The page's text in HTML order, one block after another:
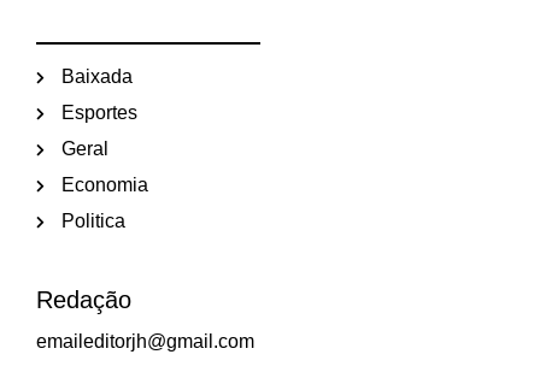
Baixada
Esportes
Geral
Economia
Politica
Redação
emaileditorjh@gmail.com